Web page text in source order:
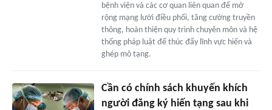
bệnh viện và các cơ quan liên quan để mở
rộng mạng lưới điều phối, tăng cường truyền
thông, hoàn thiện quy trình chuyên môn và hệ
thống pháp luật để thúc đẩy lĩnh vực hiến và
ghép mô tạng.
Cần có chính sách khuyến khích
người đăng ký hiến tạng sau khi